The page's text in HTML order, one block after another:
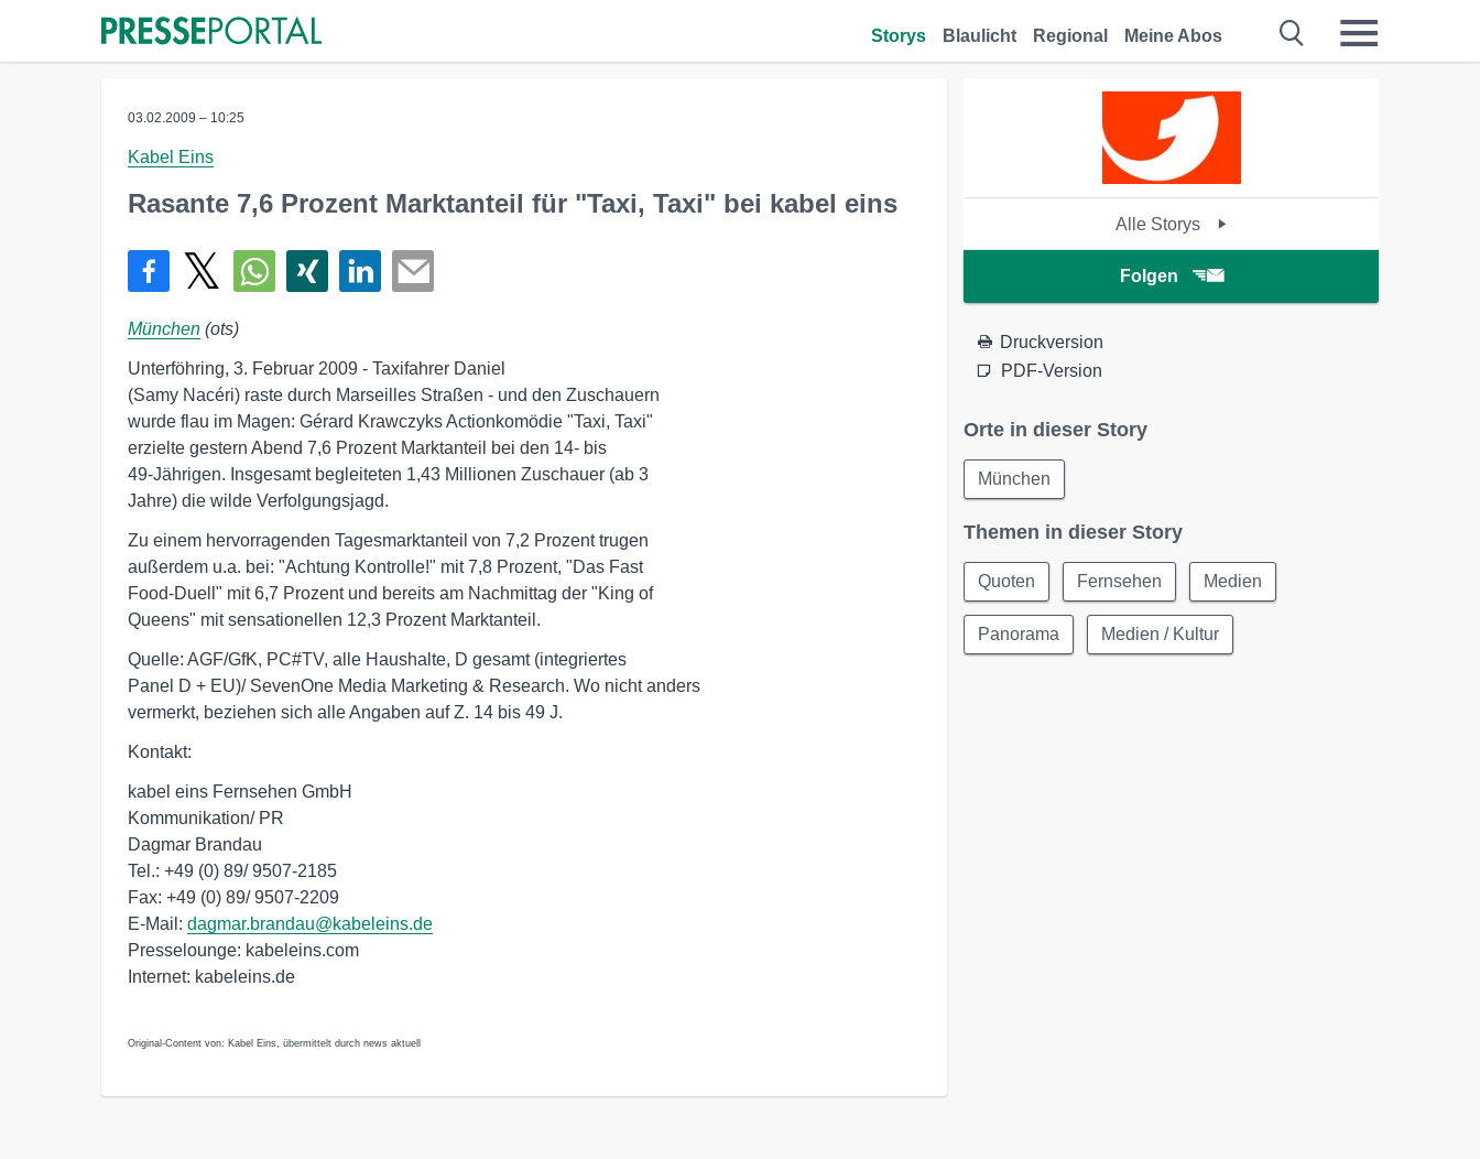
Storys Blaulicht Regional Meine Abos
03.02.2009 – 10:25
Kabel Eins
Rasante 7,6 Prozent Marktanteil für "Taxi, Taxi" bei kabel eins
München (ots)
Unterföhring, 3. Februar 2009 - Taxifahrer Daniel
(Samy Nacéri) raste durch Marseilles Straßen - und den Zuschauern
wurde flau im Magen: Gérard Krawczyks Actionkomödie "Taxi, Taxi"
erzielte gestern Abend 7,6 Prozent Marktanteil bei den 14- bis
49-Jährigen. Insgesamt begleiteten 1,43 Millionen Zuschauer (ab 3
Jahre) die wilde Verfolgungsjagd.
Zu einem hervorragenden Tagesmarktanteil von 7,2 Prozent trugen
außerdem u.a. bei: "Achtung Kontrolle!" mit 7,8 Prozent, "Das Fast
Food-Duell" mit 6,7 Prozent und bereits am Nachmittag der "King of
Queens" mit sensationellen 12,3 Prozent Marktanteil.
Quelle: AGF/GfK, PC#TV, alle Haushalte, D gesamt (integriertes
Panel D + EU)/ SevenOne Media Marketing & Research. Wo nicht anders
vermerkt, beziehen sich alle Angaben auf Z. 14 bis 49 J.
Kontakt:
kabel eins Fernsehen GmbH
Kommunikation/ PR
Dagmar Brandau
Tel.: +49 (0) 89/ 9507-2185
Fax: +49 (0) 89/ 9507-2209
E-Mail: dagmar.brandau@kabeleins.de
Presselounge: kabeleins.com
Internet: kabeleins.de
Original-Content von: Kabel Eins, übermittelt durch news aktuell
Alle Storys
Folgen
Druckversion
PDF-Version
Orte in dieser Story
München
Themen in dieser Story
Quoten Fernsehen Medien
Panorama Medien / Kultur